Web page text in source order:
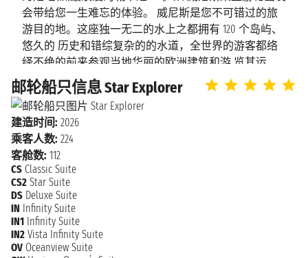
2028年2月28日星期一
上午7:00 - 下午3:00
墨西拿
上午8:00 - 下午4:00
那不勒斯
2028年3月1日星期三
上午8:00 - 下午5:00
2028年3月2日星期四
上午9:00 - 下午4:00
2028年3月3日星期五
下午1:00 - 下午11:59
会带给您一生难忘的体验。 威尼斯是您不可错过的旅
游目的地。这座独一无二的水上之都拥有 120 个岛屿、
悠久的 历史和错综复杂的的水道，全世界的游客都络
绎不绝的前来参观当地华丽的欧洲建筑和游 览其运
河。宽阔的威尼斯大运河是城市的主动脉，是城市的
“高速公路”，也被称为“水上香 榭丽舍”。其他的两千多
条水稻则构成了威尼斯的“城市干道”。 不同于白天，夜
晚的威尼斯弥漫了神秘又浪漫的气息，灯光在水面上荡
漾，小巷子里的餐 馆到处都是人们的欢笑声和酒杯
声，让人不禁想起梵高著名的画作《夜晚露天咖啡
座》。 您可以在威尼斯的玻璃岛找到非常有当地特色
的玻璃纪念品，但最持久的记忆将是您对这 座城市本
身的印象。
邮轮船只信息 Star Explorer
建造时间: 2026
乘客人数: 224
客舱数: 112
CS Classic Suite
CS2 Star Suite
DS Deluxe Suite
IN Infinity Suite
IN1 Infinity Suite
IN2 Vista Infinity Suite
OV Oceanview Suite